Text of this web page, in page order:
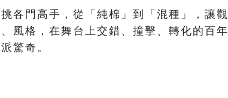
各門高手，從「純棉」到「混種」，讓觀
風格，在舞台上交錯、撞擊、轉化的百年
驚奇。